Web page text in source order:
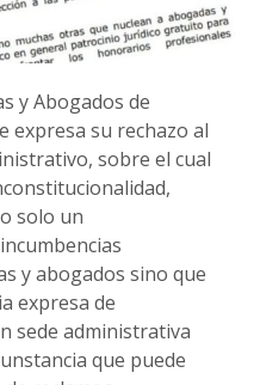
y Abogados de
expresa su rechazo al
sobre el cual
solo un
y abogados sino que
expresa de
sede administrativa
que puede